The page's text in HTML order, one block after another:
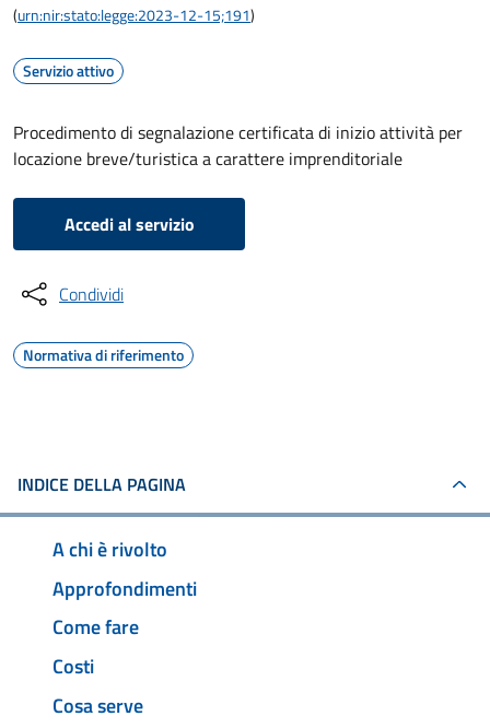
(urn:nir:stato:legge:2023-12-15;191)
Servizio attivo
Procedimento di segnalazione certificata di inizio attività per
locazione breve/turistica a carattere imprenditoriale
Accedi al servizio
Condividi
Normativa di riferimento
INDICE DELLA PAGINA
A chi è rivolto
Approfondimenti
Come fare
Costi
Cosa serve